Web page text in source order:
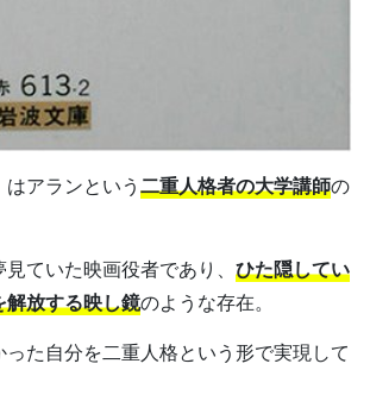
はアランという二重人格者の大学講師の
ていた映画役者であり、 ひた隠してい
放する映し鏡のような存在。
た自分を二重人格という形で実現して